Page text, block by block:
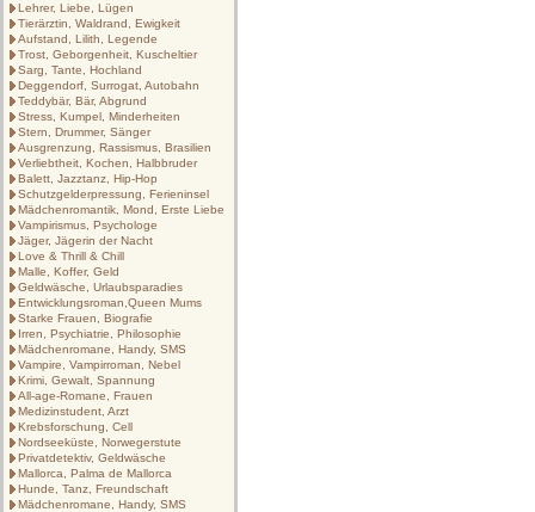
Lehrer, Liebe, Lügen
Tierärztin, Waldrand, Ewigkeit
Aufstand, Lilith, Legende
Trost, Geborgenheit, Kuscheltier
Sarg, Tante, Hochland
Deggendorf, Surrogat, Autobahn
Teddybär, Bär, Abgrund
Stress, Kumpel, Minderheiten
Stern, Drummer, Sänger
Ausgrenzung, Rassismus, Brasilien
Verliebtheit, Kochen, Halbbruder
Balett, Jazztanz, Hip-Hop
Schutzgelderpressung, Ferieninsel
Mädchenromantik, Mond, Erste Liebe
Vampirismus, Psychologe
Jäger, Jägerin der Nacht
Love & Thrill & Chill
Malle, Koffer, Geld
Geldwäsche, Urlaubsparadies
Entwicklungsroman,Queen Mums
Starke Frauen, Biografie
Irren, Psychiatrie, Philosophie
Mädchenromane, Handy, SMS
Vampire, Vampirroman, Nebel
Krimi, Gewalt, Spannung
All-age-Romane, Frauen
Medizinstudent, Arzt
Krebsforschung, Cell
Nordseeküste, Norwegerstute
Privatdetektiv, Geldwäsche
Mallorca, Palma de Mallorca
Hunde, Tanz, Freundschaft
Mädchenromane, Handy, SMS